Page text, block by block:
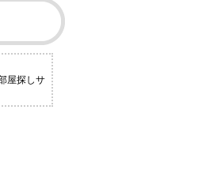
屋探しサ